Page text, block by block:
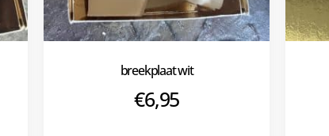
breekplaat wit
€6,95